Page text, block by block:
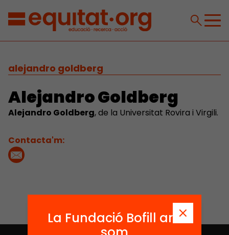
alejandro goldberg
Alejandro Goldberg
Alejandro Goldberg, de la Universitat Rovira i Virgili.
Contacta'm:
La Fundació Bofill ara